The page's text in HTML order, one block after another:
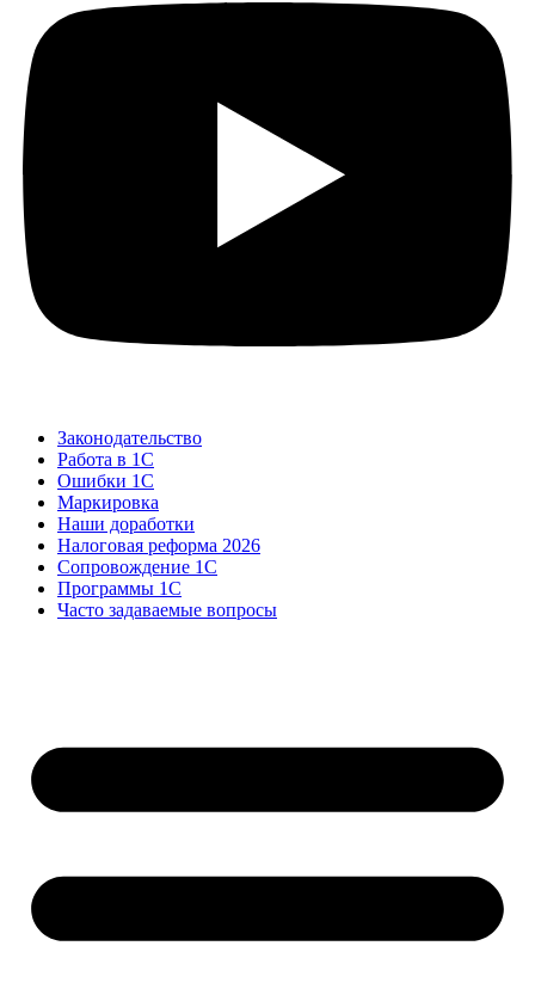
Законодательство
Работа в 1С
Ошибки 1С
Маркировка
Наши доработки
Налоговая реформа 2026
Сопровождение 1С
Программы 1С
Часто задаваемые вопросы